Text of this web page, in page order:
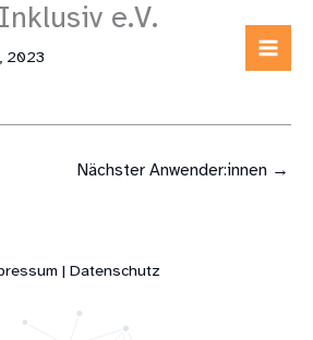
e.V.
2023
Nächster Anwender:innen →
| Datenschutz